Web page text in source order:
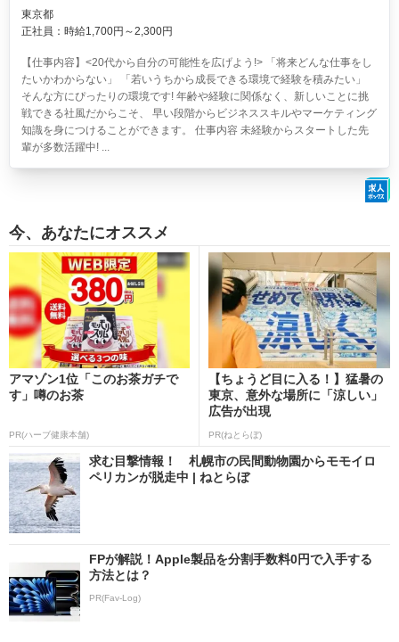
東京都
正社員：時給1,700円～2,300円
【仕事内容】<20代から自分の可能性を広げよう!> 「将来どんな仕事をし
たいかわからない」 「若いうちから成長できる環境で経験を積みたい」
そんな方にぴったりの環境です! 年齢や経験に関係なく、新しいことに挑
戦できる社風だからこそ、 早い段階からビジネススキルやマーケティング
知識を身につけることができます。 仕事内容 未経験からスタートした先
輩が多数活躍中! ...
今、あなたにオススメ
アマゾン1位「このお茶ガチで
す」噂のお茶
PR(ハーブ健康本舗)
【ちょうど目に入る！】猛暑の
東京、意外な場所に「涼しい」
広告が出現
PR(ねとらぼ)
求む目撃情報！ 札幌市の民間動物園からモモイロ
ペリカンが脱走中 | ねとらぼ
FPが解説！Apple製品を分割手数料0円で入手する
方法とは？
PR(Fav-Log)